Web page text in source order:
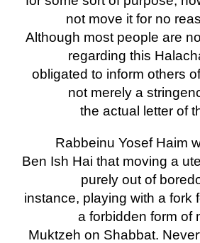
not move it for no
Although most people are
regarding this
obligated to inform others
not merely a
the actual letter of
Rabbeinu Yosef Haim
Ben Ish Hai that moving a
purely out of
instance, playing with a fork
a forbidden form of
Muktzeh on Shabbat.